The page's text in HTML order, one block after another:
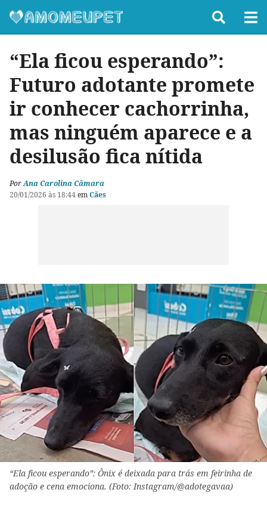
“Ela ficou esperando”:
Futuro adotante promete
ir conhecer cachorrinha,
mas ninguém aparece e a
desilusão fica nítida
PorAna Carolina Câmara
20/01/2026 às 18:44emCães
“Ela ficou esperando”: Ônix é deixada para trás em feirinha de
adoção e cena emociona. (Foto: Instagram/@adotegavaa)